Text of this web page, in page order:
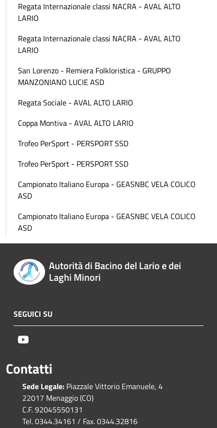
Regata Internazionale classi NACRA - AVAL ALTO
LARIO
Regata Internazionale classi NACRA - AVAL ALTO
LARIO
San Lorenzo - Remiera Folkloristica - GRUPPO
MANZONIANO LUCIE ASD
Regata Sociale - AVAL ALTO LARIO
Coppa Montiva - AVAL ALTO LARIO
Trofeo PerSport - PERSPORT SSD
Trofeo PerSport - PERSPORT SSD
Campionato Italiano Europa - GEASNBC VELA COLICO
ASD
Campionato Italiano Europa - GEASNBC VELA COLICO
ASD
Autorità di Bacino del Lario e dei
Laghi Minori
SEGUICI SU
Contatti
Sede Legale: Piazzale Vittorio Emanuele, 4
22017 Menaggio (CO)
C.F. 92045550131
Tel. 0344.34161 / Fax. 0344.32816